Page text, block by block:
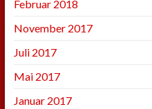
Februar 2018
November 2017
Juli 2017
Mai 2017
Januar 2017